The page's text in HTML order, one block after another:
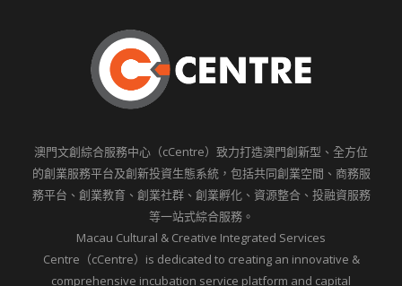
澳門文創綜合服務中心（cCentre）致力打造澳門創新型、全方位
的創業服務平台及創新投資生態系統，包括共同創業空間、商務服
務平台、創業教育、創業社群、創業孵化、資源整合、投融資服務
等一站式綜合服務。
Macau Cultural & Creative Integrated Services
Centre（cCentre）is dedicated to creating an innovative &
comprehensive incubation service platform and capital